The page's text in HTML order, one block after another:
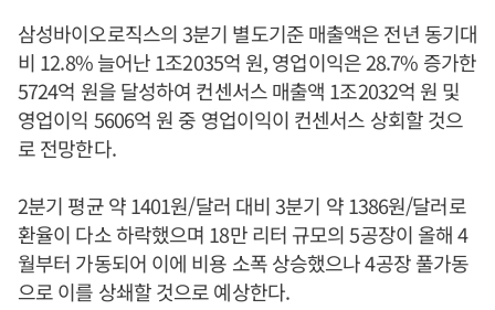
삼성바이오로직스의 3분기 별도기준 매출액은 전년 동기대
비 12.8% 늘어난 1조2035억 원, 영업이익은 28.7% 증가한
5724억 원을 달성하여 컨센서스 매출액 1조2032억 원 및
영업이익 5606억 원 중 영업이익이 컨센서스 상회할 것으
로 전망한다.
2분기 평균 약 1401원/달러 대비 3분기 약 1386원/달러로
환율이 다소 하락했으며 18만 리터 규모의 5공장이 올해 4
월부터 가동되어 이에 비용 소폭 상승했으나 4공장 풀가동
으로 이를 상쇄할 것으로 예상한다.